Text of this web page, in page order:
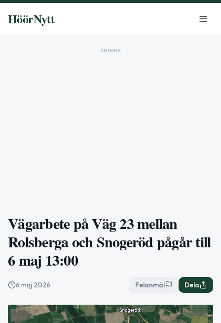
HöörNytt
ANNONS
Vägarbete på Väg 23 mellan
Rolsberga och Snogeröd pågår till
6 maj 13:00
6 maj 2026 Felanmäl Dela